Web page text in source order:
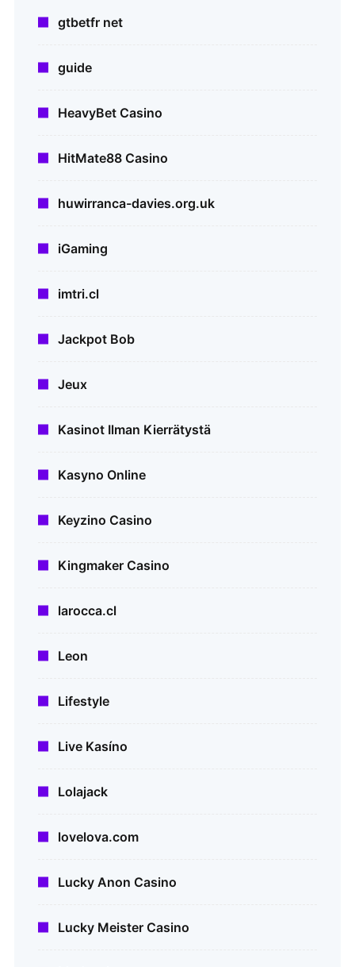
gtbetfr net
guide
HeavyBet Casino
HitMate88 Casino
huwirranca-davies.org.uk
iGaming
imtri.cl
Jackpot Bob
Jeux
Kasinot Ilman Kierrätystä
Kasyno Online
Keyzino Casino
Kingmaker Casino
larocca.cl
Leon
Lifestyle
Live Kasíno
Lolajack
lovelova.com
Lucky Anon Casino
Lucky Meister Casino